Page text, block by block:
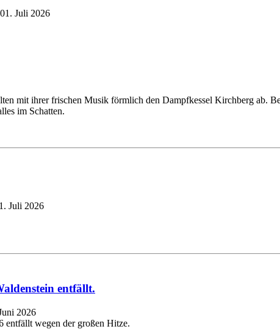
Juli 2026
mit ihrer frischen Musik förmlich den Dampfkessel Kirchberg ab.
im Schatten.
Juli 2026
entfällt.
2026
entfällt wegen der großen Hitze.